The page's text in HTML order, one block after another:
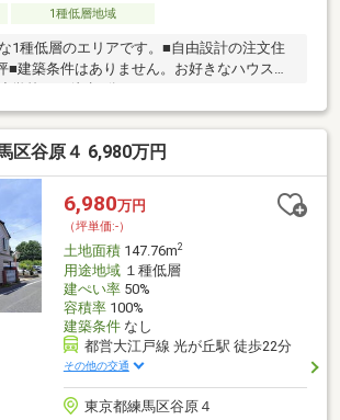
1種低層地域
1種低層のエリアです。■自由設計の注文住
■建築条件はありません。お好きなハウスメ
区谷原４ 6,980万円
6,980万円
（坪単価:-）
土地面積147.76m2
用途地域１種低層
建ぺい率50%
容積率100%
建築条件なし
都営大江戸線 光が丘駅 徒歩22分
その他の交通
東京都練馬区谷原４